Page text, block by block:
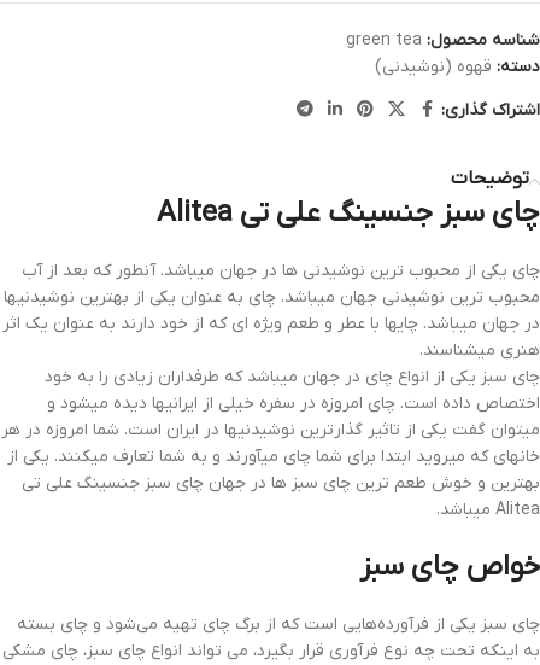
شناسه محصول: green tea
دسته: قهوه (نوشیدنی)
اشتراک گذاری:
توضیحات
چای سبز جنسینگ علی تی Alitea
چای یکی از محبوب ترین نوشیدنی ها در جهان میباشد. آنطور که بعد از آب
محبوب ترین نوشیدنی جهان میباشد. چای به عنوان یکی از بهترین نوشیدنیها
در جهان میباشد. چایها با عطر و طعم ویژه ای که از خود دارند به عنوان یک اثر
هنری میشناسند.
چای سبز یکی از انواع چای در جهان میباشد که طرفداران زیادی را به خود
اختصاص داده است. چای امروزه در سفره خیلی از ایرانیها دیده میشود و
میتوان گفت یکی از تاثیر گذارترین نوشیدنیها در ایران است. شما امروزه در هر
خانهای که میروید ابتدا برای شما چای میآورند و به شما تعارف میکنند. یکی از
بهترین و خوش طعم ترین چای سبز ها در جهان چای سبز جنسینگ علی تی
Alitea میباشد.
خواص چای سبز
چای سبز یکی از فرآورده‌هایی است که از برگ چای تهیه می‌شود و چای بسته
به اینکه تحت چه نوع فرآوری قرار بگیرد، می تواند انواع چای سبز، چای مشکی